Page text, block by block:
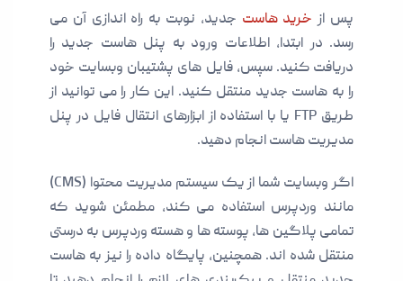
پس از خرید هاست جدید، نوبت به راه اندازی آن می
رسد. در ابتدا، اطلاعات ورود به پنل هاست جدید را
دریافت کنید. سپس، فایل های پشتیبان وبسایت خود
را به هاست جدید منتقل کنید. این کار را می توانید از
طریق FTP یا با استفاده از ابزارهای انتقال فایل در پنل
مدیریت هاست انجام دهید.
اگر وبسایت شما از یک سیستم مدیریت محتوا (CMS)
مانند وردپرس استفاده می کند، مطمئن شوید که
تمامی پلاگین ها، پوسته ها و هسته وردپرس به درستی
منتقل شده اند. همچنین، پایگاه داده را نیز به هاست